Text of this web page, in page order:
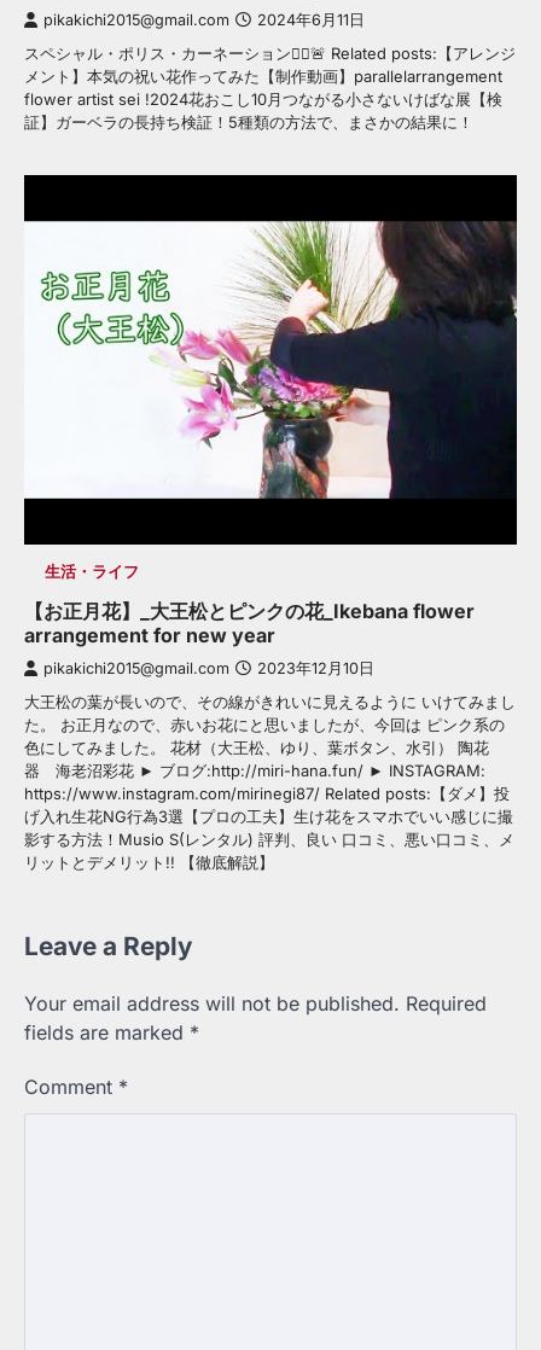
pikakichi2015@gmail.com 2024年6月11日
スペシャル・ポリス・カーネーション👮‍♂️🚨 Related posts:【アレンジ
メント】本気の祝い花作ってみた【制作動画】parallelarrangement
flower artist sei !2024花おこし10月つながる小さないけばな展【検
証】ガーベラの長持ち検証！5種類の方法で、まさかの結果に！
生活・ライフ
【お正月花】_大王松とピンクの花_Ikebana flower
arrangement for new year
pikakichi2015@gmail.com 2023年12月10日
大王松の葉が長いので、その線がきれいに見えるように いけてみまし
た。 お正月なので、赤いお花にと思いましたが、今回は ピンク系の
色にしてみました。 花材（大王松、ゆり、葉ボタン、水引） 陶花
器 海老沼彩花 ► ブログ:http://miri-hana.fun/ ► INSTAGRAM:
https://www.instagram.com/mirinegi87/ Related posts:【ダメ】投
げ入れ生花NG行為3選【プロの工夫】生け花をスマホでいい感じに撮
影する方法！Musio S(レンタル) 評判、良い 口コミ、悪い口コミ、メ
リットとデメリット!! 【徹底解説】
Leave a Reply
Your email address will not be published. Required
fields are marked *
Comment *